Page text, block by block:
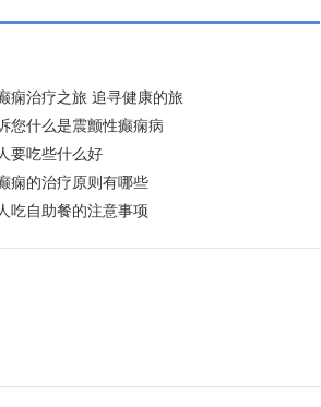
痫治疗之旅 追寻健康的旅
您什么是震颤性癫痫病
要吃些什么好
痫的治疗原则有哪些
吃自助餐的注意事项